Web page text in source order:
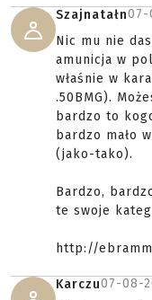
Szajnatałn07-
Nic mu nie
amunicja w
właśnie w
.50BMG).
bardzo to
bardzo mało
(jako-tako).
Bardzo,
te swoje
http://
Karczu07-08-